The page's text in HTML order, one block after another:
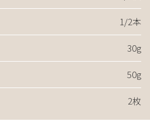
1/2本
30g
50g
2枚